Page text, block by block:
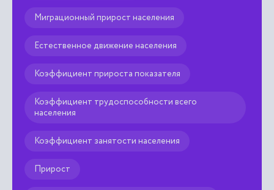
Миграционный прирост населения
Естественное движение населения
Коэффициент прироста показателя
Коэффициент трудоспособности всего
населения
Коэффициент занятости населения
Прирост